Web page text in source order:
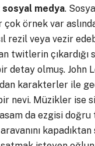
sosyal medya.
örnek var
rezil veya vezir
twitlerin
detay olmuş.
karakterler ile
nevi. Müzikler ise
da ezgisi